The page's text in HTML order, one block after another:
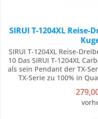
SIRUI T-1204XL
SIRUI T-1204XL Reise-
10 Das SIRUI T-1204XL
als sein Pendant der TX-
TX-Serie zu 100% in
zu Stabilität. Sie sind in
und